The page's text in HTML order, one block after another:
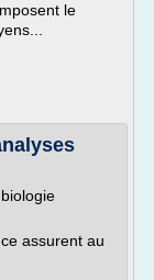
le
assurent au